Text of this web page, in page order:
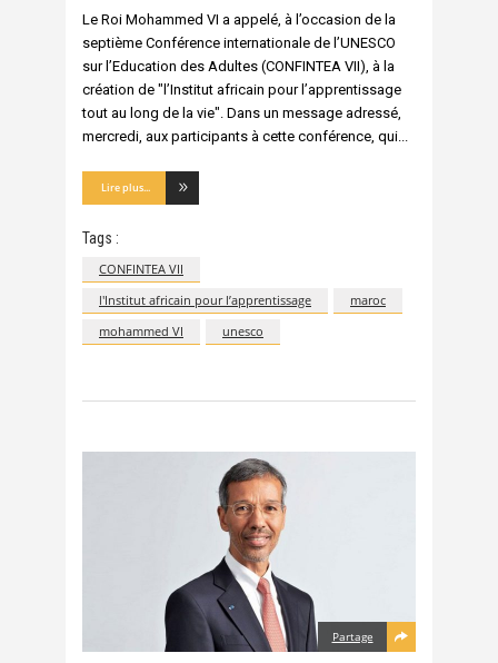
Le Roi Mohammed VI a appelé, à l’occasion de la
septième Conférence internationale de l’UNESCO
sur l’Education des Adultes (CONFINTEA VII), à la
création de "l’Institut africain pour l’apprentissage
tout au long de la vie". Dans un message adressé,
mercredi, aux participants à cette conférence, qui
Lire plus...
Tags :
CONFINTEA VII
l'Institut africain pour l’apprentissage
maroc
mohammed VI
unesco
Partage